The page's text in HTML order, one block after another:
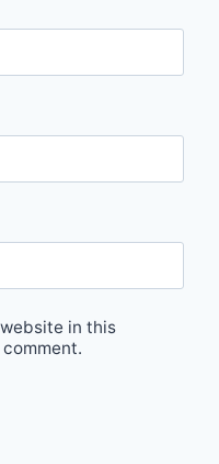
in this